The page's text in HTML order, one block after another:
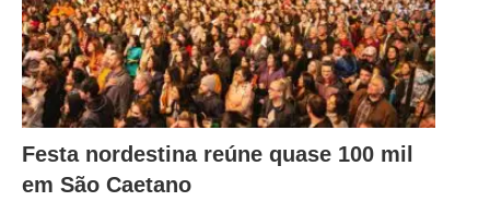
Festa nordestina reúne quase 100 mil
em São Caetano